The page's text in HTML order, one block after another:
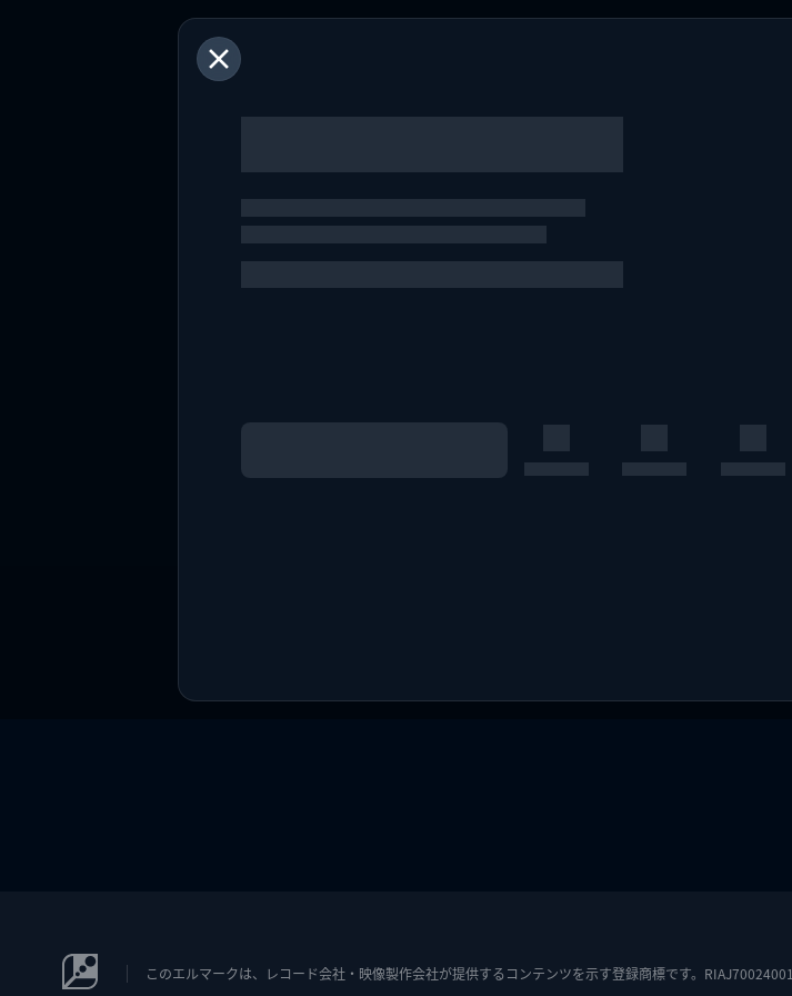
このエルマークは、レコード会社・映像製作会社が提供するコンテンツを示す登録商標です。RIAJ70024001